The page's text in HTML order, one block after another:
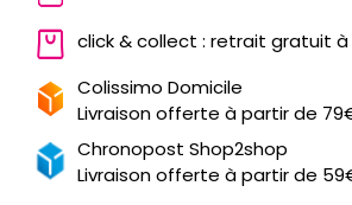
click & collect : retrait gratuit
Colissimo Domicile
Livraison offerte à partir de
Chronopost Shop2shop
Livraison offerte à partir de